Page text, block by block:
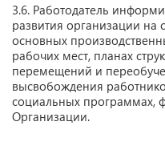
3.6. Работодатель
развития организации
основных
рабочих мест, планах
перемещений и
высвобождения
социальных программах,
Организации.